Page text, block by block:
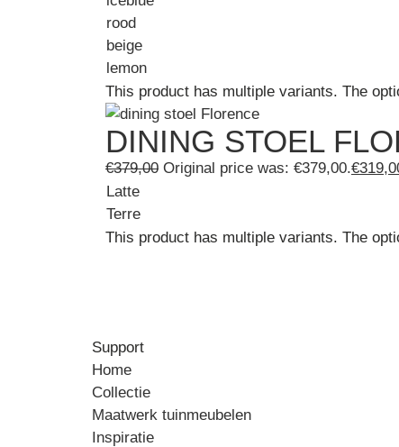
rood
beige
lemon
This product has multiple variants. The
DINING STOEL
€379,00 Original price was: €379,00.€
Latte
Terre
This product has multiple variants. The
Support
Home
Collectie
Maatwerk tuinmeubelen
Inspiratie